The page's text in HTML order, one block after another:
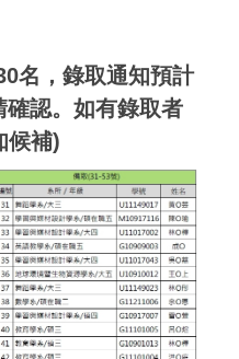
名，錄取通知預計
認。如有錄取者
候補)